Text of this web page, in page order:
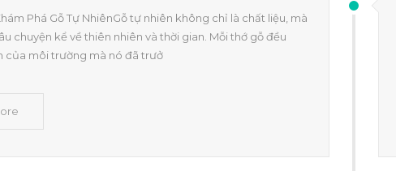
Phá Gỗ Tự NhiênGỗ tự nhiên không chỉ là chất liệu, mà
chuyện kể về thiên nhiên và thời gian. Mỗi thớ gỗ đều
của môi trường mà nó đã trưở